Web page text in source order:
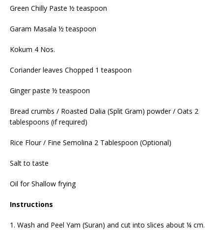
Green Chilly Paste ½ teaspoon
Garam Masala ½ teaspoon
Kokum 4 Nos.
Coriander leaves Chopped 1 teaspoon
Ginger paste ½ teaspoon
Bread crumbs / Roasted Dalia (Split Gram) powder / Oats 2
tablespoons (if required)
Rice Flour / Fine Semolina 2 Tablespoon (Optional)
Salt to taste
Oil for Shallow frying
Instructions
1. Wash and Peel Yam (Suran) and cut into slices about ¼ cm.